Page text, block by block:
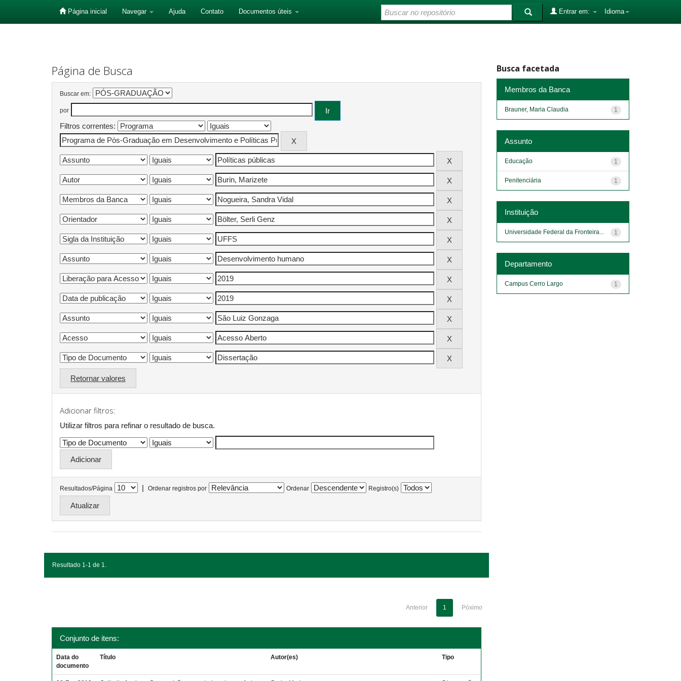
Página inicial Navegar Ajuda Contato Documentos úteis Idioma
Entrar em:
Página de Busca
Buscar em:
por
Filtros correntes:
Retornar valores
Adicionar filtros:
Utilizar filtros para refinar o resultado de busca.
Resultados/Página | Ordenar registros por Ordenar Registro(s)
Resultado 1-1 de 1.
Anterior 1 Póximo
Conjunto de itens:
Data do
documento
Título Autor(es) Tipo
Busca facetada
Membros da Banca
1
Brauner, Maria Claudia
Assunto
1
Educação
1
Penitenciária
Instituição
1
Universidade Federal da Fronteira...
Departamento
1
Campus Cerro Largo